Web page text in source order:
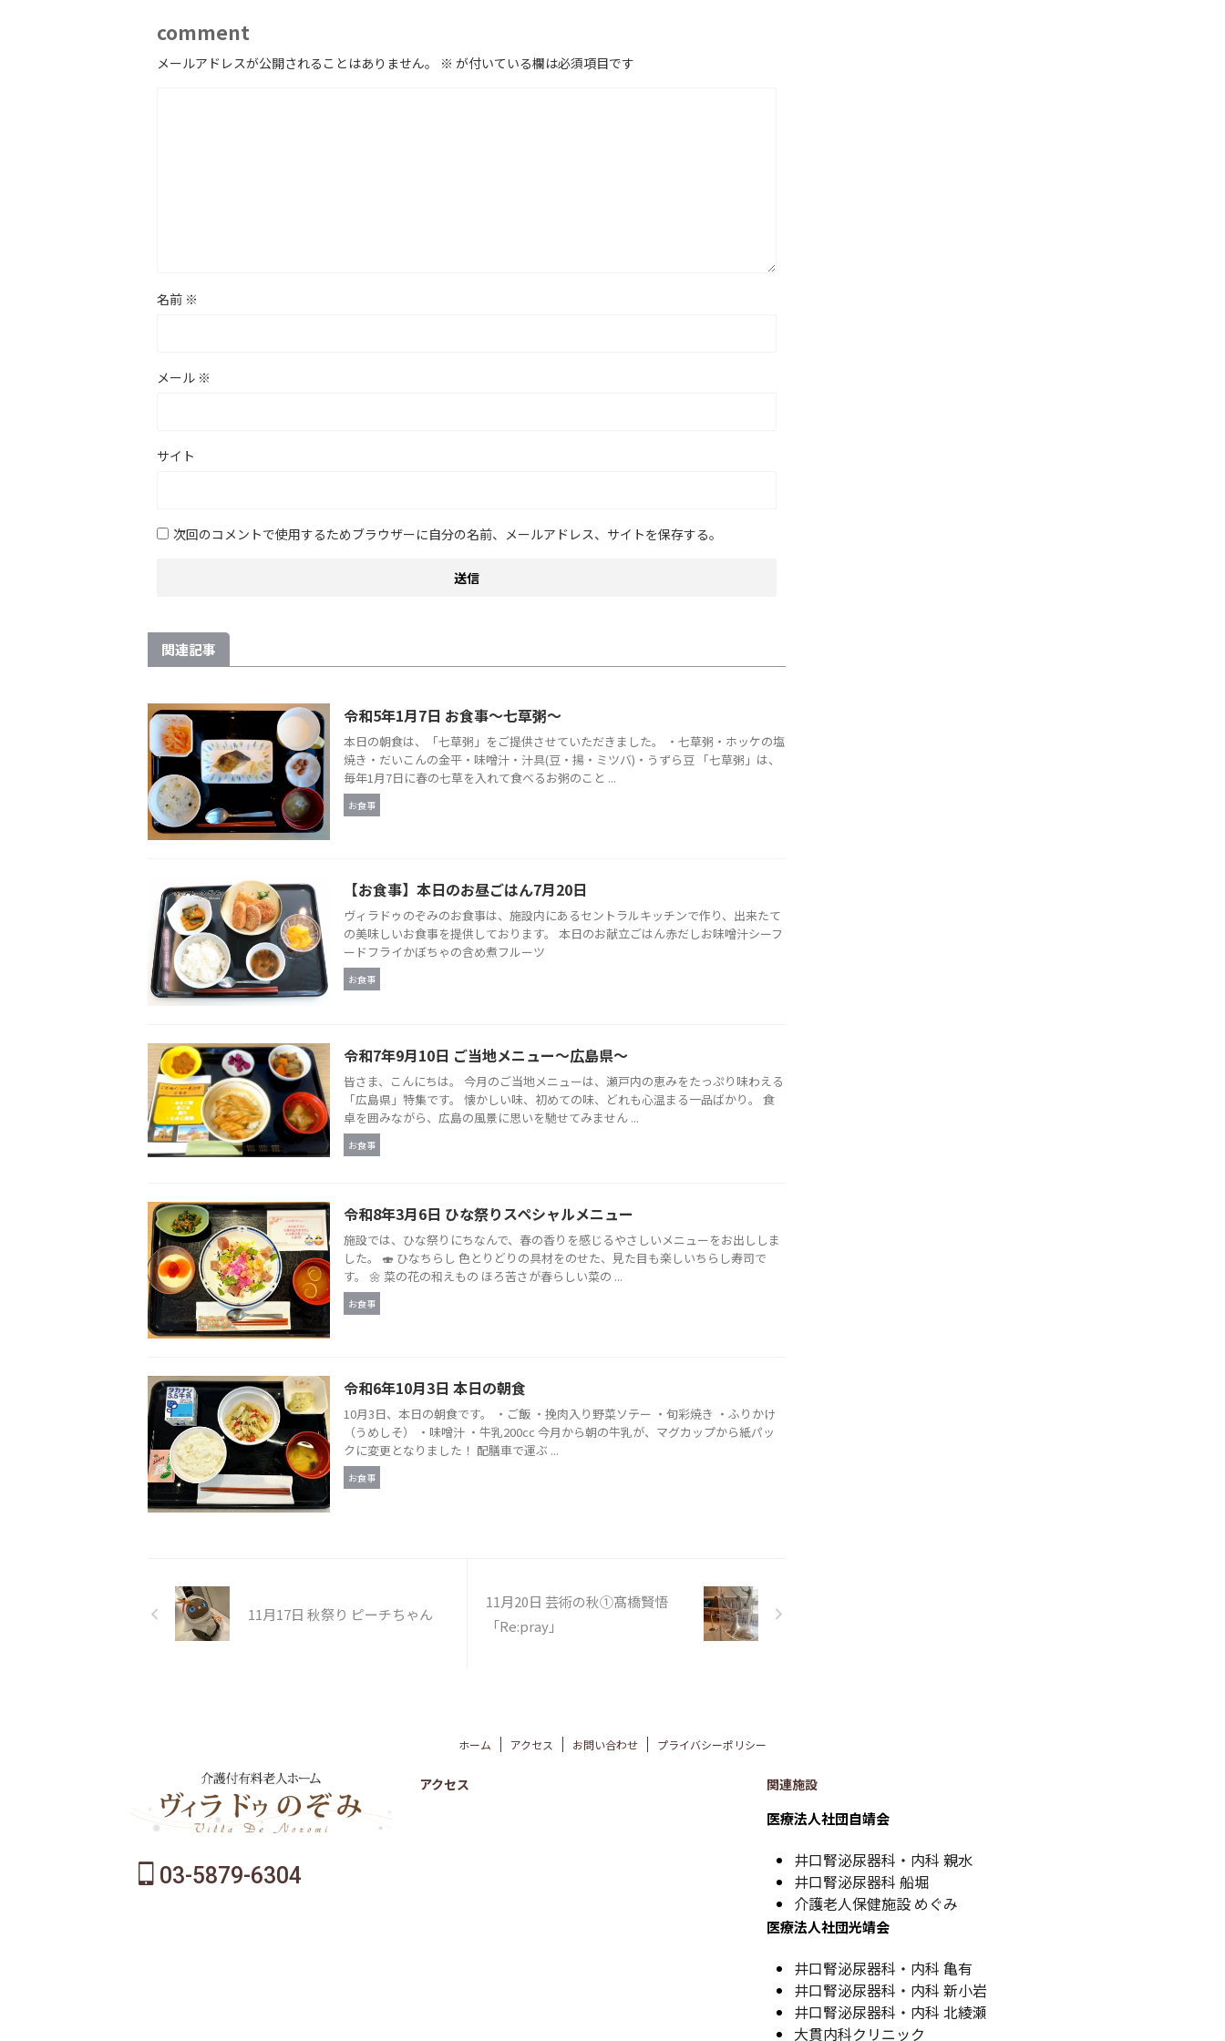
comment
メールアドレスが公開されることはありません。 ※ が付いている欄は必須項目です
名前 ※
メール ※
サイト
次回のコメントで使用するためブラウザーに自分の名前、メールアドレス、サイトを保存する。
関連記事
令和5年1月7日 お食事～七草粥～
本日の朝食は、「七草粥」をご提供させていただきました。 ・七草粥・ホッケの塩
焼き・だいこんの金平・味噌汁・汁具(豆・揚・ミツバ)・うずら豆 「七草粥」は、
毎年1月7日に春の七草を入れて食べるお粥のこと ...
お食事
【お食事】本日のお昼ごはん7月20日
ヴィラドゥのぞみのお食事は、施設内にあるセントラルキッチンで作り、出来たて
の美味しいお食事を提供しております。 本日のお献立ごはん赤だしお味噌汁シーフ
ードフライかぼちゃの含め煮フルーツ
お食事
令和7年9月10日 ご当地メニュー〜広島県〜
皆さま、こんにちは。 今月のご当地メニューは、瀬戸内の恵みをたっぷり味わえる
「広島県」特集です。 懐かしい味、初めての味、どれも心温まる一品ばかり。 食
卓を囲みながら、広島の風景に思いを馳せてみません ...
お食事
令和8年3月6日 ひな祭りスペシャルメニュー
施設では、ひな祭りにちなんで、春の香りを感じるやさしいメニューをお出ししま
した。 🍣 ひなちらし 色とりどりの具材をのせた、見た目も楽しいちらし寿司で
す。 🌼 菜の花の和えもの ほろ苦さが春らしい菜の ...
お食事
令和6年10月3日 本日の朝食
10月3日、本日の朝食です。 ・ご飯 ・挽肉入り野菜ソテー ・旬彩焼き ・ふりかけ
（うめしそ） ・味噌汁 ・牛乳200cc 今月から朝の牛乳が、マグカップから紙パッ
クに変更となりました！ 配膳車で運ぶ ...
お食事
11月17日 秋祭り ピーチちゃん
11月20日 芸術の秋①髙橋賢悟
「Re:pray」
ホーム アクセス お問い合わせ プライバシーポリシー
アクセス 関連施設
医療法人社団自靖会
井口腎泌尿器科・内科 親水
井口腎泌尿器科 船堀
介護老人保健施設 めぐみ
医療法人社団光靖会
井口腎泌尿器科・内科 亀有
井口腎泌尿器科・内科 新小岩
井口腎泌尿器科・内科 北綾瀬
大貫内科クリニック
03-5879-6304